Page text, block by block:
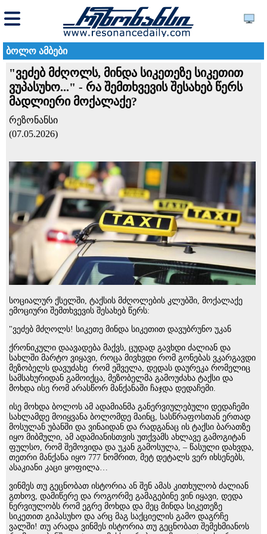
ბოლო ამბები
"ვეძებ მძღოლს, მინდა სიკეთეზე სიკეთით
ვუპასუხო..." - რა შემთხვევის შესახებ წერს
მადლიერი მოქალაქე?
რეზონანსი
(07.05.2026)
სოციალურ ქსელში, ტაქსის მძღოლების კლუბში, მოქალაქე
ემოციური შემთხვევის შესახებ წერს:
"ვეძებ მძღოლს! სიკეთე მინდა სიკეთით დავუბრუნო უკან
ქრონიკული დაავადება მაქვს, ცუდად გავხდი ძალიან და
სახლში მარტო ვიყავი, როცა მივხვდი რომ გონებას ვკარგავდი
მეზობელს დავუძახე რომ ეშველა, დედას დაურეკა რომელიც
სამსახურიდან გამოიქცა, მეზობელმა გამოუძახა ტაქსი და
მოხდა ისე რომ არასწორ მანქანაში ჩაჯდა დედაჩემი.
ისე მოხდა ბოლოს ამ ადამიანმა განერვიულებული დედაჩემი
სახლამდე მოიყვანა ბოლომდე მაინც, სასწრაფოსთან ერთად
მოსულან უბანში და ვინაიდან და რადგანაც ის ტაქსი ბარათზე
იყო მიბმული, ამ ადამიანისთვის უთქვამს ახლავე გამოგიტან
ფულსო, რომ შემოვიდა და უკან გამოსულა, – წასული დახვდა,
თეთრი მანქანა იყო 777 ნომრით, მეტ დეტალს ვერ იხსენებს,
ასაკიანი კაცი ყოფილა…
ვინმეს თუ გეცნობათ ისტორია ან შენ ამას კითხულობ ძალიან
გთხოვ, დამიწერე და როგორმე გამაგებინე ვინ იყავი, დედა
ნერვიულობს რომ ეგრე მოხდა და მეც მინდა სიკეთეზე
სიკეთით გიპასუხო და არც მაგ საქციელის გამო დაგრჩე
ვალში! თუ არადა ვინმეს ისტორია თუ გეცნობათ შემეხმიანოს